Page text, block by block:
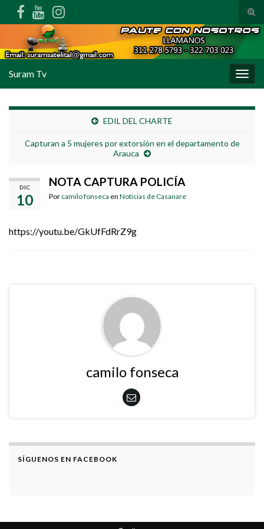
Suram Tv
EDIL DEL CHARTE
Capturan a 5 mujeres por extorsión en el departamento de
Arauca
DIC
10
NOTA CAPTURA POLICÍA
Por camilo fonseca en Noticias de Casanare
https://youtu.be/GkUfFdRrZ9g
camilo fonseca
SÍGUENOS EN FACEBOOK